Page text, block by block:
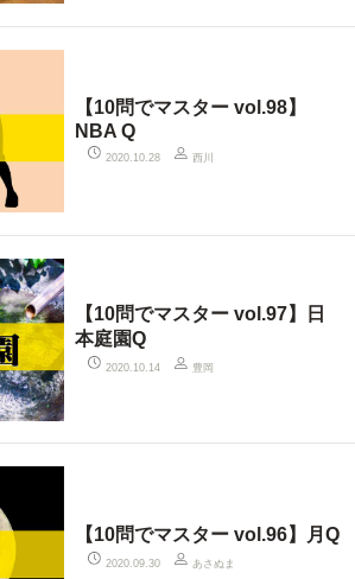
【10問でマスター vol.98】
NBA Q
2020.10.28 西川
【10問でマスター vol.97】日
本庭園Q
2020.10.14 豊岡
【10問でマスター vol.96】月Q
2020.09.30 あさぬま